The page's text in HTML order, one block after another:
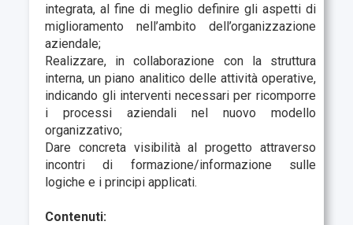
integrata, al fine di meglio definire gli aspetti di
miglioramento nell’ambito dell’organizzazione
aziendale;
Realizzare, in collaborazione con la struttura
interna, un piano analitico delle attività operative,
indicando gli interventi necessari per ricomporre
i processi aziendali nel nuovo modello
organizzativo;
Dare concreta visibilità al progetto attraverso
incontri di formazione/informazione sulle
logiche e i principi applicati.
Contenuti: